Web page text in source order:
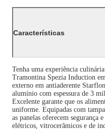
Características
Tenha uma experiência
Tramontina Spezia Induction
externo em antiaderente
alumínio com espessura de 3
Excelente garante que os
uniforme. Equipadas com
as panelas oferecem segurança
elétricos, vitrocerâmicos e de